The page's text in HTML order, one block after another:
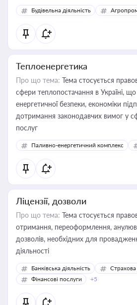
Будівельна діяльність
Теплоенергетика
Про що тема: Тема стосується
сфери теплопостачання в Україні,
енергетичної безпеки, економіки
дотримання законодавчих вимог у
послуг
Паливно-енергетичний комплекс
Ліцензії, дозволи
Про що тема: Тема стосується
отримання, переоформлення,
дозволів, необхідних для
діяльності
Банківська діяльність
Страхова
Фінансові послуги
+5